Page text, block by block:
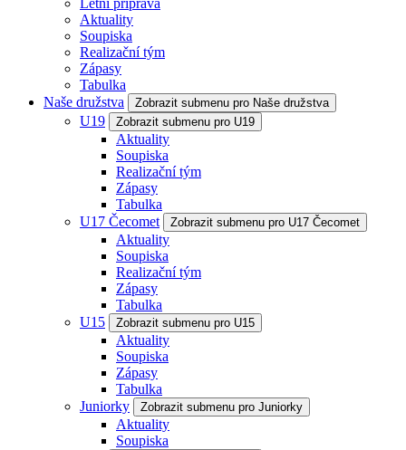
Letní příprava
Aktuality
Soupiska
Realizační tým
Zápasy
Tabulka
Naše družstva
Zobrazit submenu pro Naše družstva
U19 Zobrazit submenu pro U19
Aktuality
Soupiska
Realizační tým
Zápasy
Tabulka
U17 Čecomet
Zobrazit submenu pro U17 Čecomet
Aktuality
Soupiska
Realizační tým
Zápasy
Tabulka
U15
Zobrazit submenu pro U15
Aktuality
Soupiska
Zápasy
Tabulka
Juniorky
Zobrazit submenu pro Juniorky
Aktuality
Soupiska